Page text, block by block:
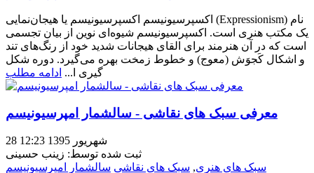
اکسپرسیونیسم اکسپرسیونیسم یا هیجان‌نمایی (Expressionism) نام
یک مکتب هنری است. اکسپرسیونیسم شیوه‌ای نوین از بیان تجسمی
است که در آن هنرمند برای القای هیجانات شدید خود از رنگ‌های تند
و اشکال کَجوَش (معوج) و خطوط زمخت بهره می‌گیرد. دوره شکل
گیری ا... ادامه مطلب
معرفی سبک های نقاشی - سالشمار امپرسیونیسم
28 شهریور 1395 12:23
ثبت شده توسط: زینب حسینی
سبک های هنری, سبک های نقاشی سالشمار امپرسیونیسم